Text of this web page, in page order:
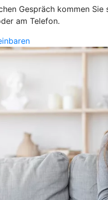
Gespräch kommen
am Telefon.